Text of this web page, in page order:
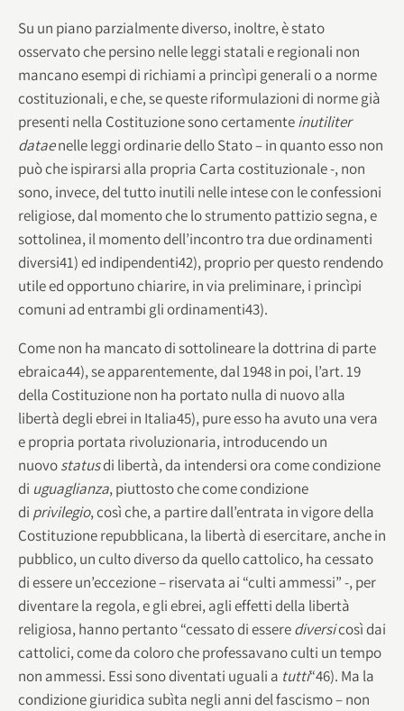
Su un piano parzialmente diverso, inoltre, è stato
osservato che persino nelle leggi statali e regionali non
mancano esempi di richiami a princìpi generali o a norme
costituzionali, e che, se queste riformulazioni di norme già
presenti nella Costituzione sono certamenteinutiliter
dataenelle leggi ordinarie dello Stato – in quanto esso non
può che ispirarsi alla propria Carta costituzionale -, non
sono, invece, del tutto inutili nelle intese con le confessioni
religiose, dal momento che lo strumento pattizio segna, e
sottolinea, il momento dell’incontro tra due ordinamenti
diversi41) ed indipendenti42), proprio per questo rendendo
utile ed opportuno chiarire, in via preliminare, i princìpi
comuni ad entrambi gli ordinamenti43).
Come non ha mancato di sottolineare la dottrina di parte
ebraica44), se apparentemente, dal 1948 in poi, l’art. 19
della Costituzione non ha portato nulla di nuovo alla
libertà degli ebrei in Italia45), pure esso ha avuto una vera
e propria portata rivoluzionaria, introducendo un
nuovostatusdi libertà, da intendersi ora come condizione
di uguaglianza, piuttosto che come condizione
di privilegio, così che, a partire dall’entrata in vigore della
Costituzione repubblicana, la libertà di esercitare, anche in
pubblico, un culto diverso da quello cattolico, ha cessato
di essere un’eccezione – riservata ai “culti ammessi” -, per
diventare la regola, e gli ebrei, agli effetti della libertà
religiosa, hanno pertanto “cessato di esserediversicosì dai
cattolici, come da coloro che professavano culti un tempo
non ammessi. Essi sono diventati uguali a tutti“46). Ma la
condizione giuridica subìta negli anni del fascismo – non